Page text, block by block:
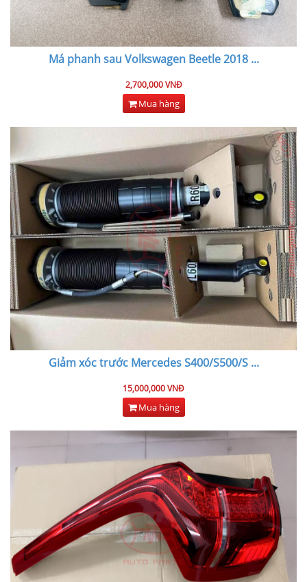
Má phanh sau Volkswagen Beetle 2018...
2,700,000 VNĐ
Mua hàng
Giảm xóc trước Mercedes S400/S500/S...
15,000,000 VNĐ
Mua hàng